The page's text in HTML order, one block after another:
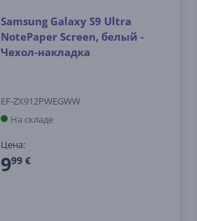
Samsung Galaxy S9 Ultra
NotePaper Screen, белый -
Чехол-накладка
EF-ZX912PWEGWW
На складе
Цена:
999 €